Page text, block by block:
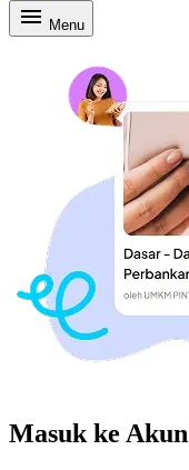
Menu
Masuk ke